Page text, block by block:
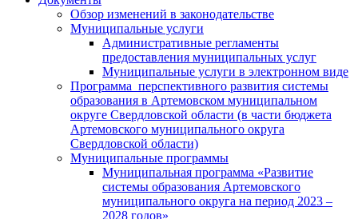
Обзор изменений в законодательстве
Муниципальные услуги
Административные регламенты
предоставления муниципальных услуг
Муниципальные услуги в электронном виде
Программа перспективного развития системы
образования в Артемовском муниципальном
округе Свердловской области (в части бюджета
Артемовского муниципального округа
Свердловской области)
Муниципальные программы
Муниципальная программа «Развитие
системы образования Артемовского
муниципального округа на период 2023 –
2028 годов»